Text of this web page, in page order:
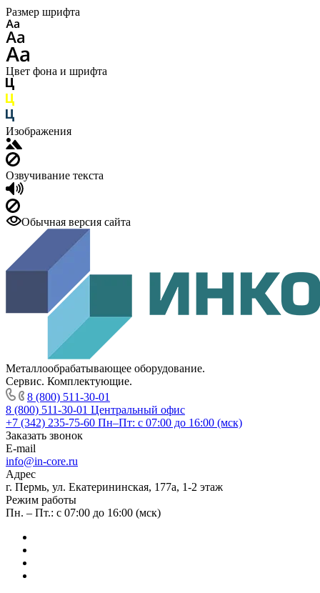
Размер шрифта
Цвет фона и шрифта
Изображения
Озвучивание текста
Обычная версия сайта
Металлообрабатывающее оборудование.
Сервис. Комплектующие.
8 (800) 511-30-01
8 (800) 511-30-01 Центральный офис
+7 (342) 235-75-60 Пн–Пт: с 07:00 до 16:00 (мск)
Заказать звонок
E-mail
info@in-core.ru
Адрес
г. Пермь, ул. ​Екатерининская, 177а, ​1-2 этаж
Режим работы
Пн. – Пт.: с 07:00 до 16:00 (мск)